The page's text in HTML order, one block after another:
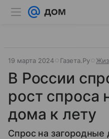
19 марта 2024 Газета.Ру
В России
рост спроса
дома к лету
Спрос на загородные